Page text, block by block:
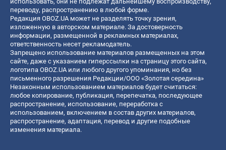
переводу, распространению в любой форме.
Редакция OBOZ.UA может не разделять точку зрения,
изложенную в авторском материале. За достоверность
информации, размещенной в рекламных материалах,
ответственность несет рекламодатель.
Запрещено использование материалов размещенных на этом
сайте, даже с указанием гиперссылки на страницу этого сайта,
логотипа OBOZ.UA или любого другого упоминания, но без
письменного разрешения Редакции/ООО «Золотая середина»
Незаконным использованием материалов будет считаться:
любое копирование, публикация, перепечатка, последующее
распространение, использование, переработка с
использованием, включением в состав других материалов,
распространение, адаптация, перевод и другие подобные
изменения материала.